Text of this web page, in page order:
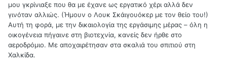
μου γκρίνιαξε που θα με έχανε ως εργατικό χέρι αλλά δεν
γινόταν αλλιώς. (Ήμουν ο Λουκ Σκάιγουόκερ με τον θείο του!)
Αυτή τη φορά, με την δικαιολογία της εργάσιμης μέρας – όλη η
οικογένεια πήγαινε στη βιοτεχνία, κανείς δεν ήρθε στο
αεροδρόμιο. Με αποχαιρέτησαν στα σκαλιά του σπιτιού στη
Χαλκίδα.